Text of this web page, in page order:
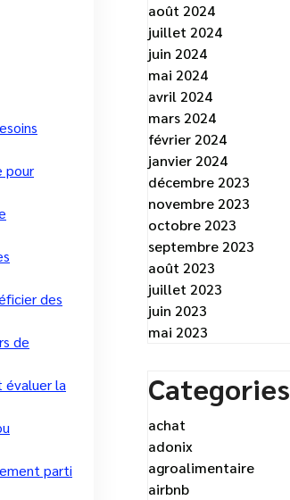
pour
des
de
évaluer la
parti
août 2024
juillet 2024
juin 2024
mai 2024
avril 2024
mars 2024
février 2024
janvier 2024
décembre 2023
novembre 2023
octobre 2023
septembre 2023
août 2023
juillet 2023
juin 2023
mai 2023
Categories
achat
adonix
agroalimentaire
airbnb